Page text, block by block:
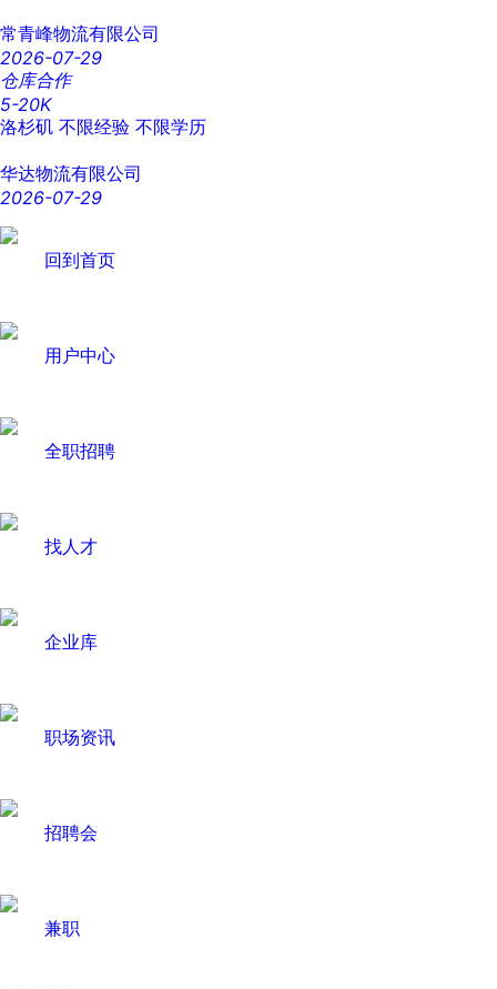
常青峰物流有限公司
2026-07-29
仓库合作
5-20K
洛杉矶 不限经验 不限学历
华达物流有限公司
2026-07-29
回到首页
用户中心
全职招聘
找人才
企业库
职场资讯
招聘会
兼职